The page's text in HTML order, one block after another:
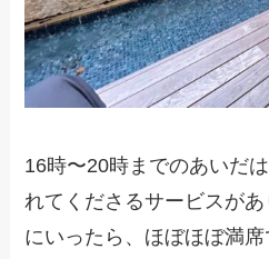
16時〜20時までのあいだ
れてくださるサービスが
にいったら、ほぼほぼ満